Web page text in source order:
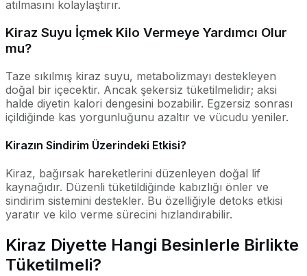
atılmasını kolaylaştırır.
Kiraz Suyu İçmek Kilo Vermeye Yardımcı Olur
mu?
Taze sıkılmış kiraz suyu, metabolizmayı destekleyen
doğal bir içecektir. Ancak şekersiz tüketilmelidir; aksi
halde diyetin kalori dengesini bozabilir. Egzersiz sonrası
içildiğinde kas yorgunluğunu azaltır ve vücudu yeniler.
Kirazın Sindirim Üzerindeki Etkisi?
Kiraz, bağırsak hareketlerini düzenleyen doğal lif
kaynağıdır. Düzenli tüketildiğinde kabızlığı önler ve
sindirim sistemini destekler. Bu özelliğiyle detoks etkisi
yaratır ve kilo verme sürecini hızlandırabilir.
Kiraz Diyette Hangi Besinlerle Birlikte
Tüketilmeli?